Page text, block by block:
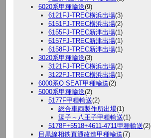
6020系甲種輸送(9)
6121FJ-TREC横浜出場(3)
6151FJ-TREC横浜出場(2)
6155FJ-TREC新津出場(1)
6157FJ-TREC新津出場(1)
6158FJ-TREC新津出場(1)
3020系甲種輸送(3)
3121FJ-TREC横浜出場(2)
3122FJ-TREC横浜出場(1)
6000系Q SEAT甲種輸送(2)
5000系甲種輸送(2)
5177F甲種輸送(2)
総合車両製作所出場(1)
逗子～八王子甲種輸送(1)
5178F+5518+4611-4711甲種輸送(2)
目黒線相鉄直通改造甲種輸送(7)